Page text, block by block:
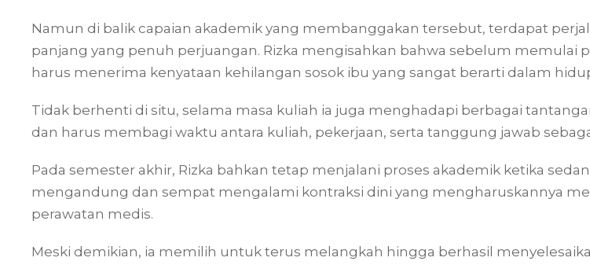
Namun di balik capaian akademik yang membanggakan tersebut, terdapat
panjang yang penuh perjuangan. Rizka mengisahkan bahwa sebelum memulai
harus menerima kenyataan kehilangan sosok ibu yang sangat berarti dalam
Tidak berhenti di situ, selama masa kuliah ia juga menghadapi berbagai
dan harus membagi waktu antara kuliah, pekerjaan, serta tanggung jawab
Pada semester akhir, Rizka bahkan tetap menjalani proses akademik ketika
mengandung dan sempat mengalami kontraksi dini yang mengharuskannya
perawatan medis.
Meski demikian, ia memilih untuk terus melangkah hingga berhasil